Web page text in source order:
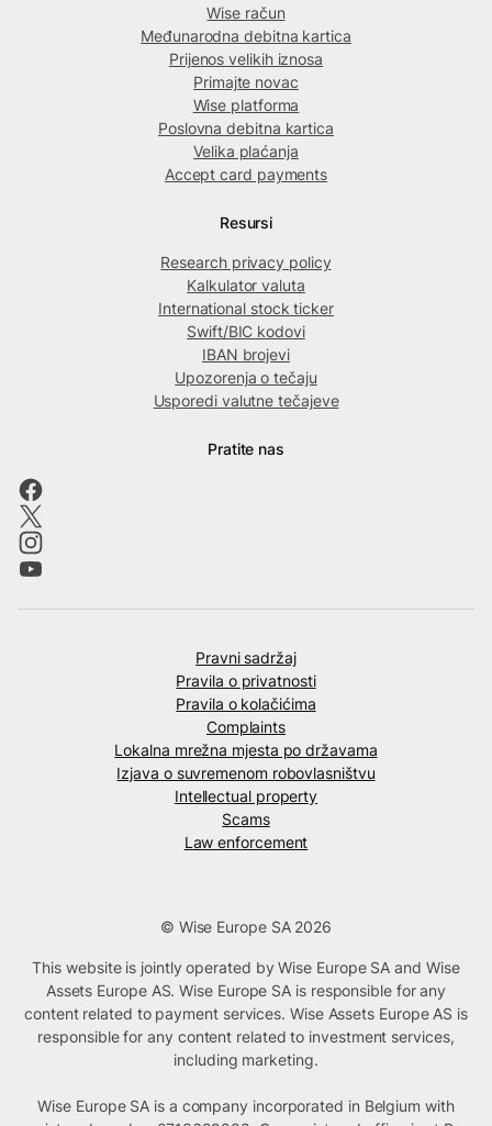
Wise račun
Međunarodna debitna kartica
Prijenos velikih iznosa
Primajte novac
Wise platforma
Poslovna debitna kartica
Velika plaćanja
Accept card payments
Resursi
Research privacy policy
Kalkulator valuta
International stock ticker
Swift/BIC kodovi
IBAN brojevi
Upozorenja o tečaju
Usporedi valutne tečajeve
Pratite nas
Pravni sadržaj
Pravila o privatnosti
Pravila o kolačićima
Complaints
Lokalna mrežna mjesta po državama
Izjava o suvremenom robovlasništvu
Intellectual property
Scams
Law enforcement
© Wise Europe SA 2026
This website is jointly operated by Wise Europe SA and Wise
Assets Europe AS. Wise Europe SA is responsible for any
content related to payment services. Wise Assets Europe AS is
responsible for any content related to investment services,
including marketing.
Wise Europe SA is a company incorporated in Belgium with